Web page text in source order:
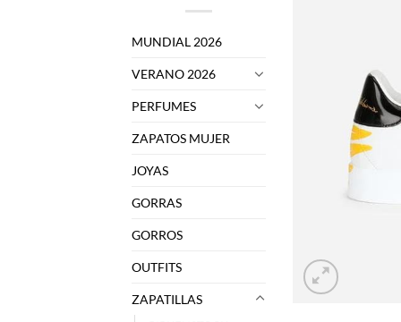
MUNDIAL 2026
VERANO 2026
PERFUMES
ZAPATOS MUJER
JOYAS
GORRAS
GORROS
OUTFITS
ZAPATILLAS